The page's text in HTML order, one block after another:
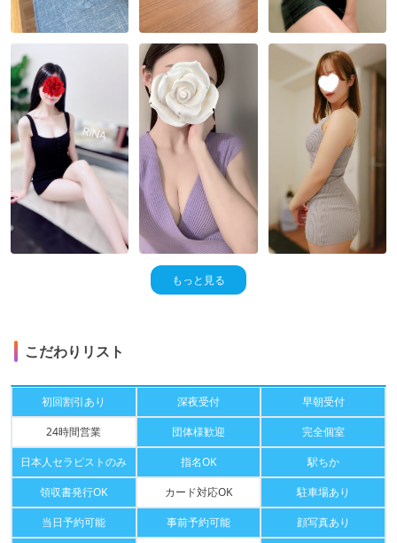
もっと見る
こだわりリスト
初回割引あり 深夜受付
早朝受付
24時間営業
団体様歓迎
完全個室
日本人セラピストのみ
指名OK
駅ちか
領収書発行OK
カード対応OK
駐車場あり
当日予約可能
事前予約可能
顔写真あり